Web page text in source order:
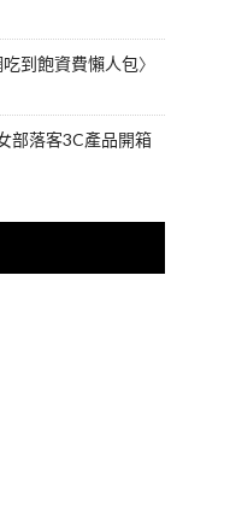
到飽資費懶人包〉
部落客3C產品開箱